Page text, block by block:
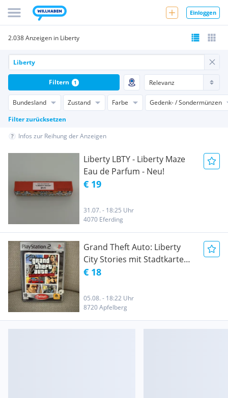
Einloggen
2.038 Anzeigen in Liberty
Bundesland Zustand Farbe
Gedenk- / Sondermünzen
Filter zurücksetzen
Filtern 1
Infos zur Reihung der Anzeigen
Liberty LBTY - Liberty Maze
Eau de Parfum - Neu!
€ 19
31.07. - 18:25 Uhr
4070 Eferding
Grand Theft Auto: Liberty
City Stories mit Stadtkarte
und Liberty Tree
€ 18
05.08. - 18:22 Uhr
8720 Apfelberg